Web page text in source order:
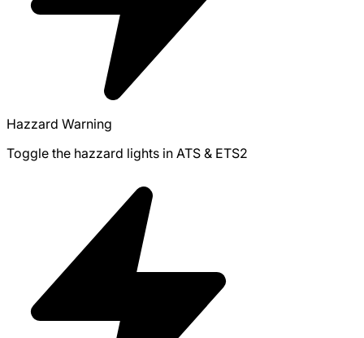
Hazzard Warning
Toggle the hazzard lights in ATS & ETS2